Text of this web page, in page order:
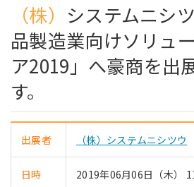
（株）システムニシツウ様が「食
品製造業向けソリュ
ア2019」へ豪商を出
す。
出展者 （株）システムニシツウ
日時 2019年06月06日（木）